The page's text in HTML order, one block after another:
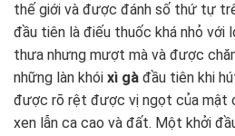
thế giới và được đánh số thứ tự
đầu tiên là điếu thuốc khá nhỏ với
thưa nhưng mượt mà và được
những làn khói xì gà đầu tiên khi
được rõ rệt được vị ngọt của mật
xen lẫn ca cao và đất. Một khởi